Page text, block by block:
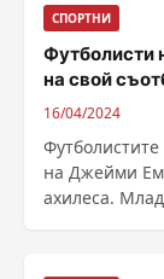
СПОРТНИ
Футболисти
на свой
16/04/2024
на Джейми